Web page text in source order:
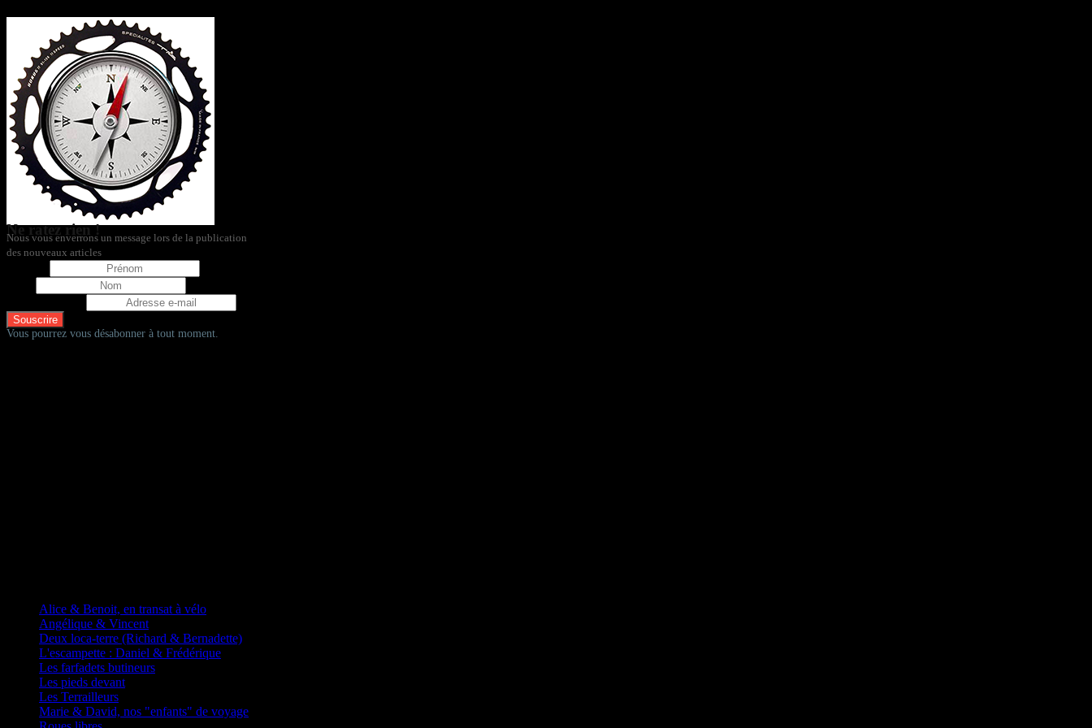
Ne ratez rien !
Nous vous enverrons un message lors de la publication
des nouveaux articles
Vous pourrez vous désabonner à tout moment.
Alice & Benoit, en transat à vélo
Angélique & Vincent
Deux loca-terre (Richard & Bernadette)
L'escampette : Daniel & Frédérique
Les farfadets butineurs
Les pieds devant
Les Terrailleurs
Marie & David, nos "enfants" de voyage